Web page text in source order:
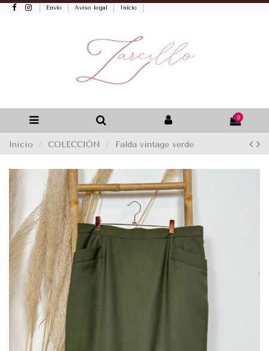
Envío Aviso legal Inicio
0
Inicio COLECCIÓN Falda vintage verde